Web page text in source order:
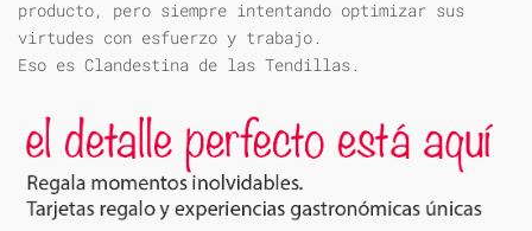
producto, pero siempre intentando optimizar sus
virtudes con esfuerzo y trabajo.
Eso es Clandestina de las Tendillas.